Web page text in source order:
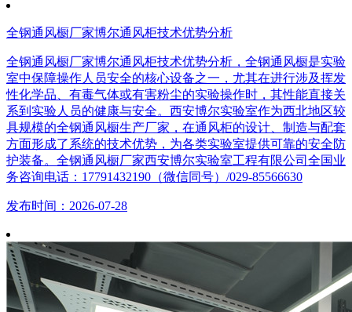
全钢通风橱厂家博尔通风柜技术优势分析
全钢通风橱厂家博尔通风柜技术优势分析，全钢通风橱是实验
室中保障操作人员安全的核心设备之一，尤其在进行涉及挥发
性化学品、有毒气体或有害粉尘的实验操作时，其性能直接关
系到实验人员的健康与安全。西安博尔实验室作为西北地区较
具规模的全钢通风橱生产厂家，在通风柜的设计、制造与配套
方面形成了系统的技术优势，为各类实验室提供可靠的安全防
护装备。全钢通风橱厂家西安博尔实验室工程有限公司全国业
务咨询电话：17791432190（微信同号）/029-85566630
发布时间：2026-07-28